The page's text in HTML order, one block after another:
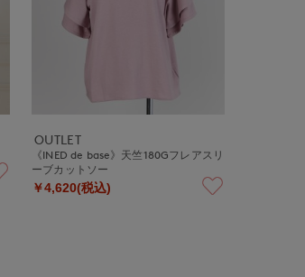
OUTLET
《INED de base》天竺180Gフレアスリ
ーブカットソー
￥4,620(税込)